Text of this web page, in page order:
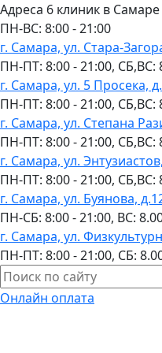
Адреса 6 клиник в Самаре
ПН-ВC: 8:00 - 21:00
г. Самара, ул. Стара-
ПН-ПТ: 8:00 - 21:00, СБ,ВС:
г. Самара, ул. 5 Просека,
ПН-ПТ: 8:00 - 21:00, СБ,ВС:
г. Самара, ул. Степана
ПН-ПТ: 8:00 - 21:00, СБ,ВС:
г. Самара, ул.
ПН-ПТ: 8:00 - 21:00, СБ,ВС:
г. Самара, ул. Буянова,
ПН-СБ: 8:00 - 21:00, ВС:
г. Самара, ул.
ПН-ПТ: 8:00 - 21:00, СБ:
Онлайн оплата